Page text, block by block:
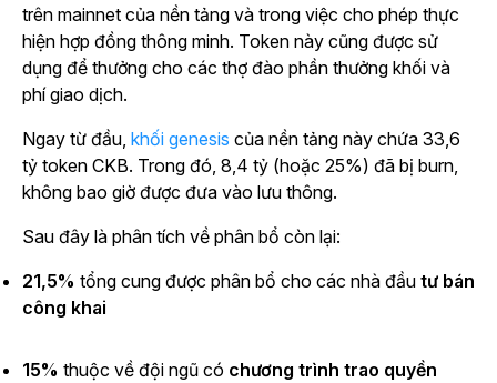
trên mainnet của nền tảng và trong việc cho phép thực
hiện hợp đồng thông minh. Token này cũng được sử
dụng để thưởng cho các thợ đào phần thưởng khối và
phí giao dịch.
Ngay từ đầu, khối genesis của nền tảng này chứa 33,6
tỷ token CKB. Trong đó, 8,4 tỷ (hoặc 25%) đã bị burn,
không bao giờ được đưa vào lưu thông.
Sau đây là phân tích về phân bổ còn lại:
21,5% tổng cung được phân bổ cho các nhà đầu tư bán
công khai
15% thuộc về đội ngũ có chương trình trao quyền